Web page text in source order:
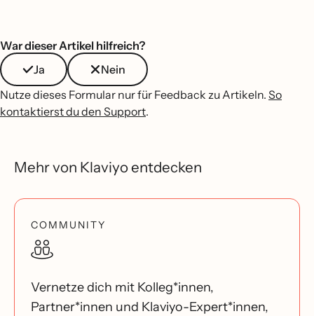
War dieser Artikel hilfreich?
Ja
Nein
Nutze dieses Formular nur für Feedback zu Artikeln. So
kontaktierst du den Support.
Mehr von Klaviyo entdecken
COMMUNITY
Vernetze dich mit Kolleg*innen,
Partner*innen und Klaviyo-Expert*innen,